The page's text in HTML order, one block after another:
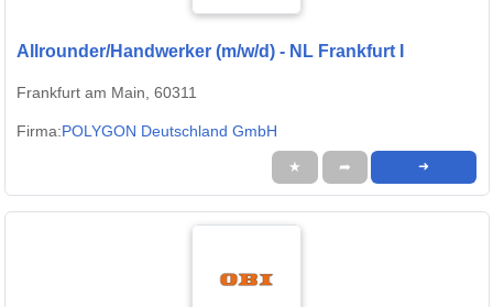
Allrounder/Handwerker (m/w/d) - NL Frankfurt I
Frankfurt am Main, 60311
Firma:POLYGON Deutschland GmbH
★ ➦ ➜